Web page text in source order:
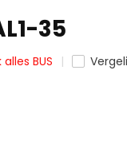
35
alles BUS